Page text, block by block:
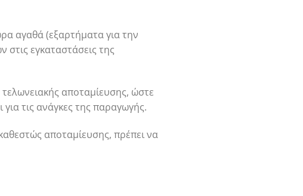
αγαθά (εξαρτήματα για την
εγκαταστάσεις της
αποταμίευσης, ώστε
τις ανάγκες της παραγωγής.
αποταμίευσης, πρέπει να